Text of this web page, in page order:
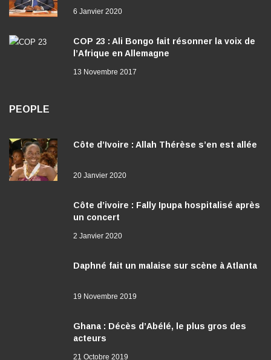
6 Janvier 2020
COP 23 : Ali Bongo fait résonner la voix de
l’Afrique en Allemagne
13 Novembre 2017
PEOPLE
Côte d’Ivoire : Allah Thérèse s’en est allée
20 Janvier 2020
Côte d’ivoire : Fally Ipupa hospitalisé après
un concert
2 Janvier 2020
Daphné fait un malaise sur scène à Atlanta
19 Novembre 2019
Ghana : Décès d’Abélé, le plus gros des
acteurs
21 Octobre 2019